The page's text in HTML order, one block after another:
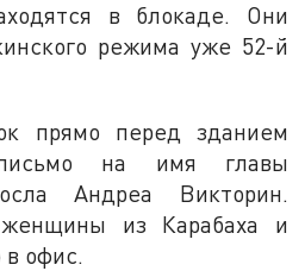
в блокаде. Они
режима уже 52-й
прямо перед зданием
на имя главы
Андреа Викторин.
из Карабаха и
в офис.